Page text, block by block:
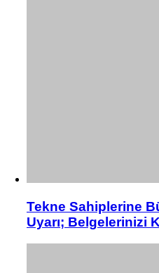
Tekne Sahiplerine
Uyarı; Belgelerinizi